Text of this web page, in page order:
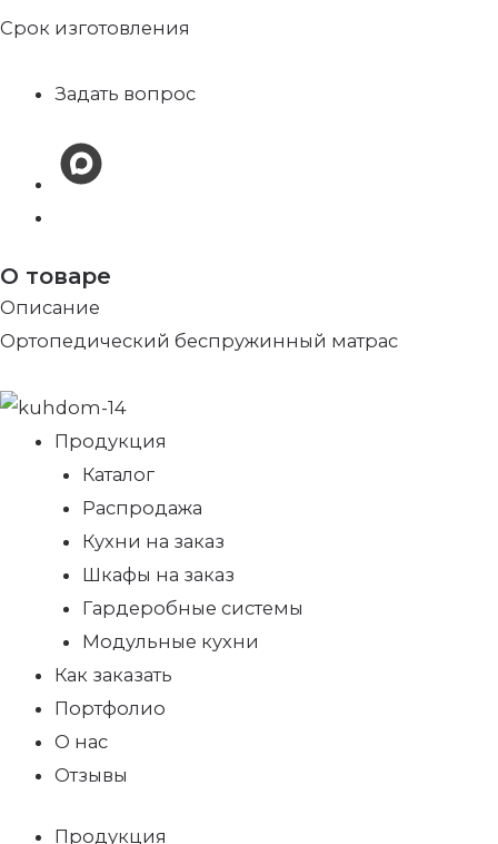
Срок изготовления
Задать вопрос
О товаре
Описание
Ортопедический беспружинный матрас
Продукция
Каталог
Распродажа
Кухни на заказ
Шкафы на заказ
Гардеробные системы
Модульные кухни
Как заказать
Портфолио
О нас
Отзывы
Продукция